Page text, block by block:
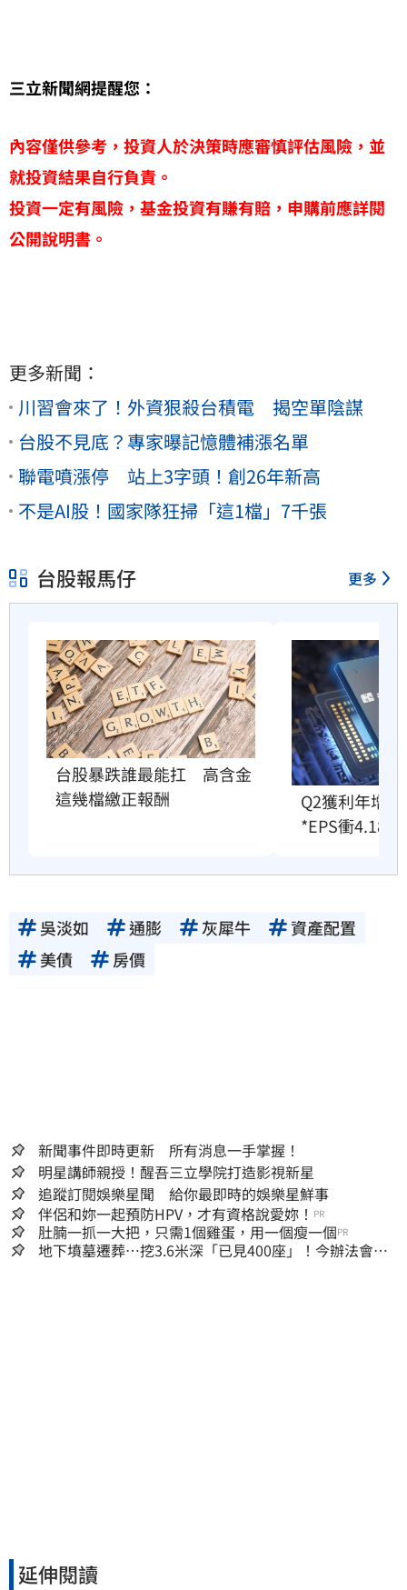
三立新聞網提醒您：
內容僅供參考，投資人於決策時應審慎評估風險，並
就投資結果自行負責。
投資一定有風險，基金投資有賺有賠，申購前應詳閱
公開說明書。
更多新聞：
川習會來了！外資狠殺台積電 揭空單陰謀
台股不見底？專家曝記憶體補漲名單
聯電噴漲停 站上3字頭！創26年新高
不是AI股！國家隊狂掃「這1檔」7千張
台股報馬仔 更多
台股暴跌誰最能扛　高含金
這幾檔繳正報酬
Q2獲利年增
*EPS衝4.18
吳淡如 通膨 灰犀牛
資產配置
美債
房價
新聞事件即時更新 所有消息一手掌握！
明星講師親授！醒吾三立學院打造影視新星
追蹤訂閱娛樂星聞 給你最即時的娛樂星鮮事
伴侶和妳一起預防HPV，才有資格說愛妳！ PR
肚腩一抓一大把，只需1個雞蛋，用一個瘦一個PR
地下墳墓遷葬…挖3.6米深「已見400座」！今辦法會安
延伸閱讀